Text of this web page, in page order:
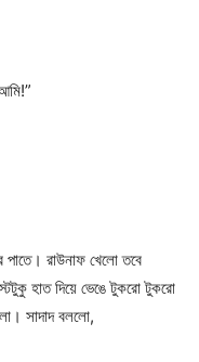
পাতে। রাউনাফ খেলো তবে
হাত দিয়ে ভেঙে টুকরো টুকরো
সাদাদ বললো,